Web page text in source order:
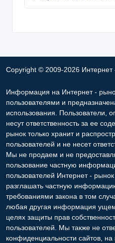
Copyright © 2009-2026
Информация на Интернет -
пользователями и
использования. Пользователи,
несут ответственность за ее
рынок только хранит и
пользователей и не несет
Мы не продаем и не
пользование частную
пользователей Интернет -
разглашать частную
требованиями закона в том
любая другая информация
целях защиты прав
пользователей. Мы также не
конфиденциальности сайтов,